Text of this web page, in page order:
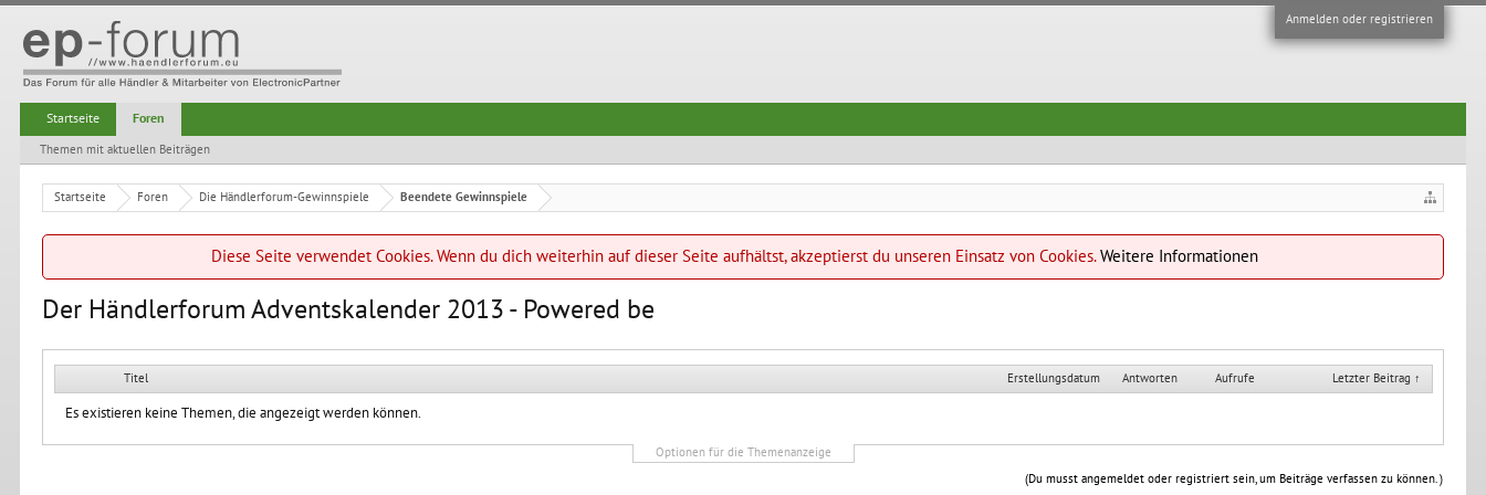
Anmelden oder registrieren
Startseite Foren Die Händlerforum-Gewinnspiele Beendete Gewinnspiele
Diese Seite verwendet Cookies. Wenn du dich weiterhin auf dieser Seite aufhältst, akzeptierst du unseren Einsatz von Cookies.Weitere Informationen
Der Händlerforum Adventskalender 2013 - Powered be
Titel Erstellungsdatum Antworten Aufrufe Letzter Beitrag ↑
Es existieren keine Themen, die angezeigt werden können.
Optionen für die Themenanzeige
(Du musst angemeldet oder registriert sein, um Beiträge verfassen zu können. )
Startseite Foren
Themen mit aktuellen Beiträgen